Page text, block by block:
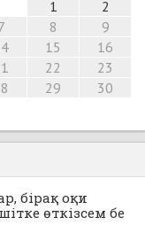
1
2
8
9
15
16
22
23
29
30
бірақ оқи
өткізсем бе